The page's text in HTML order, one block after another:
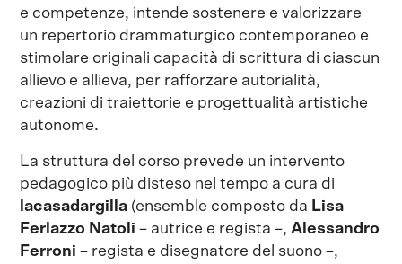
e competenze, intende sostenere e valorizzare
un repertorio drammaturgico contemporaneo e
stimolare originali capacità di scrittura di ciascun
allievo e allieva, per rafforzare autorialità,
creazioni di traiettorie e progettualità artistiche
autonome.
La struttura del corso prevede un intervento
pedagogico più disteso nel tempo a cura di
lacasadargilla (ensemble composto da Lisa
Ferlazzo Natoli – autrice e regista –,Alessandro
Ferroni – regista e disegnatore del suono –,